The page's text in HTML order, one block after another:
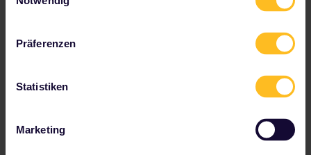
Präferenzen
Statistiken
Marketing
Dänemark